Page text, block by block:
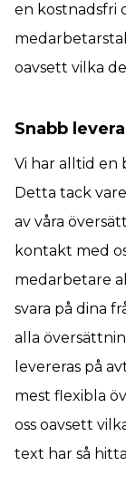
en kostnadsfri
oavsett vilka
Snabb
Vi har alltid en
Detta tack
av våra
kontakt med
medarbetare
svara på dina
alla
levereras på
mest flexibla
oss oavsett
text har så